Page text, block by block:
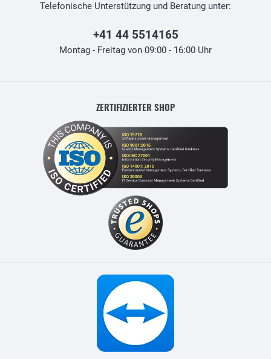
Telefonische Unterstützung und Beratung unter:
+41 44 5514165
Montag - Freitag von 09:00 - 16:00 Uhr
ZERTIFIZIERTER SHOP